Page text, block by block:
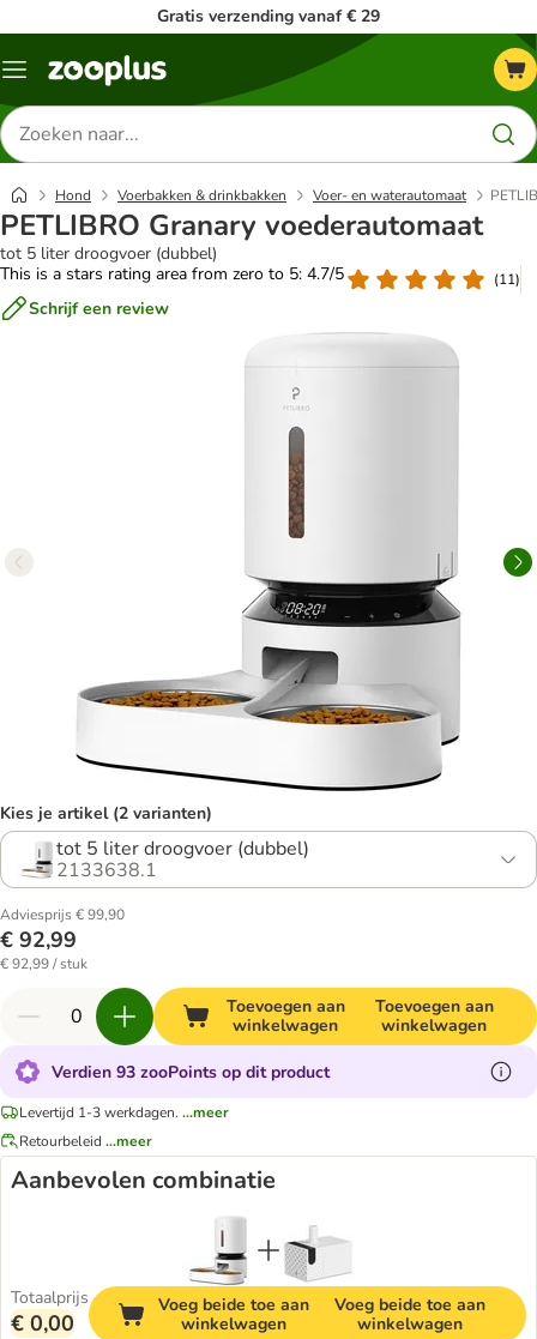
Gratis verzending vanaf € 29
Menu
Zoeken
naar
producten
Hond Voerbakken & drinkbakken Voer- en waterautomaat
PETLIBRO Granary voederautomaat
tot 5 liter droogvoer (dubbel)
This is a stars rating area from zero to 5: 4.7/5
(11)
Schrijf een review
Kies je artikel (2 varianten)
tot 5 liter droogvoer (dubbel)
2133638.1
Adviesprijs € 99,90
€ 92,99
€ 92,99 / stuk
Toevoegen aan
winkelwagen
Toevoegen aan
winkelwagen
Verdien 93 zooPoints op dit product
Levertijd 1-3 werkdagen. ...meer
Retourbeleid ...meer
Aanbevolen combinatie
Totaalprijs
€ 0,00
Voeg beide toe aan
winkelwagen
Voeg beide toe aan
winkelwagen